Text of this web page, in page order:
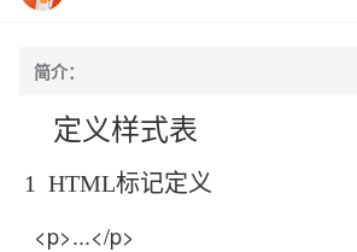
简介：
定义样式表
1 HTML标记定义
<p>...</p>